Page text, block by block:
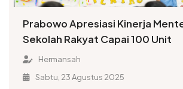
Prabowo Apresiasi Kinerja
Sekolah Rakyat Capai 100 Unit
Hermansah
Sabtu, 23 Agustus 2025